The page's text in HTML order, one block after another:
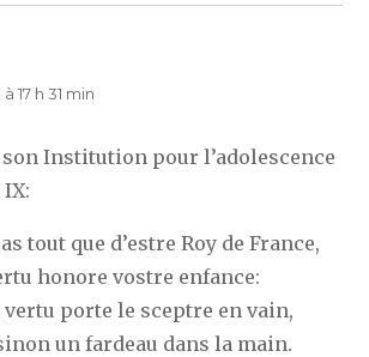
17 h 31 min
Institution pour l’adolescence
tout que d’estre Roy de France,
honore vostre enfance:
vertu porte le sceptre en vain,
un fardeau dans la main.